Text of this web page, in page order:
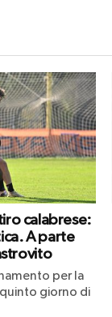
calabrese:
A parte
per la
giorno di